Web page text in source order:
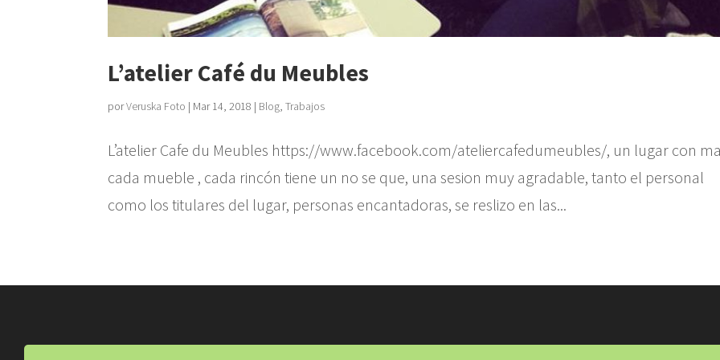
L’atelier Café du Meubles
porVeruska Foto | Mar 14, 2018 | Blog ,Trabajos
L’atelier Cafe du Meubles https://www.facebook.com/ateliercafedumeubles/, un lugar con
cada mueble , cada rincón tiene un no se que, una sesion muy agradable, tanto el personal
como los titulares del lugar, personas encantadoras, se reslizo en las...